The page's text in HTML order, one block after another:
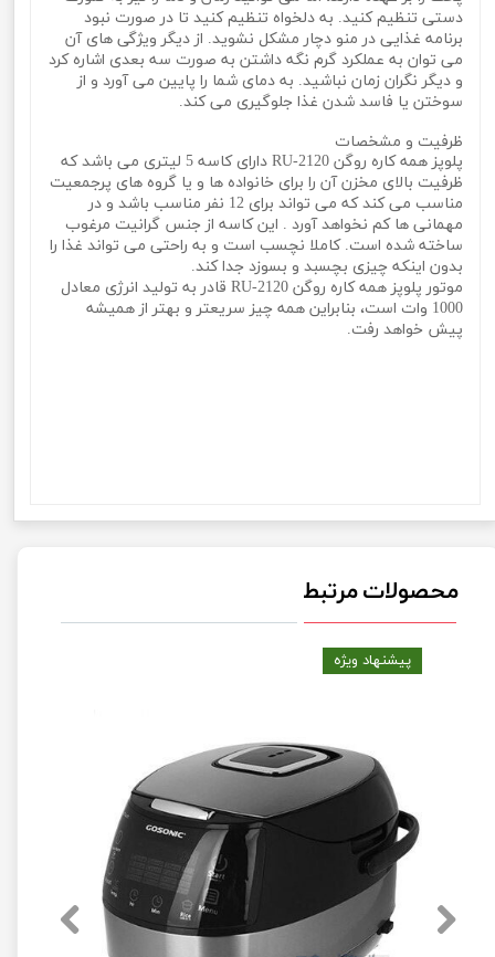
دستی تنظیم کنید. به دلخواه تنظیم کنید تا در صورت نبود
برنامه غذایی در منو دچار مشکل نشوید. از دیگر ویژگی های آن
می توان به عملکرد گرم نگه داشتن به صورت سه بعدی اشاره کرد
و دیگر نگران زمان نباشید. به دمای شما را پایین می آورد و از
سوختن یا فاسد شدن غذا جلوگیری می کند.
ظرفیت و مشخصات
پلوپز همه کاره روگن RU-2120 دارای کاسه 5 لیتری می باشد که
ظرفیت بالای مخزن آن را برای خانواده ها و یا گروه های پرجمعیت
مناسب می کند که می تواند برای 12 نفر مناسب باشد و در
مهمانی ها کم نخواهد آورد . این کاسه از جنس گرانیت مرغوب
ساخته شده است. کاملا نچسب است و به راحتی می تواند غذا را
بدون اینکه چیزی بچسبد و بسوزد جدا کند.
موتور پلوپز همه کاره روگن RU-2120 قادر به تولید انرژی معادل
1000 وات است، بنابراین همه چیز سریعتر و بهتر از همیشه
پیش خواهد رفت.
محصولات مرتبط
پیشنهاد ویژه